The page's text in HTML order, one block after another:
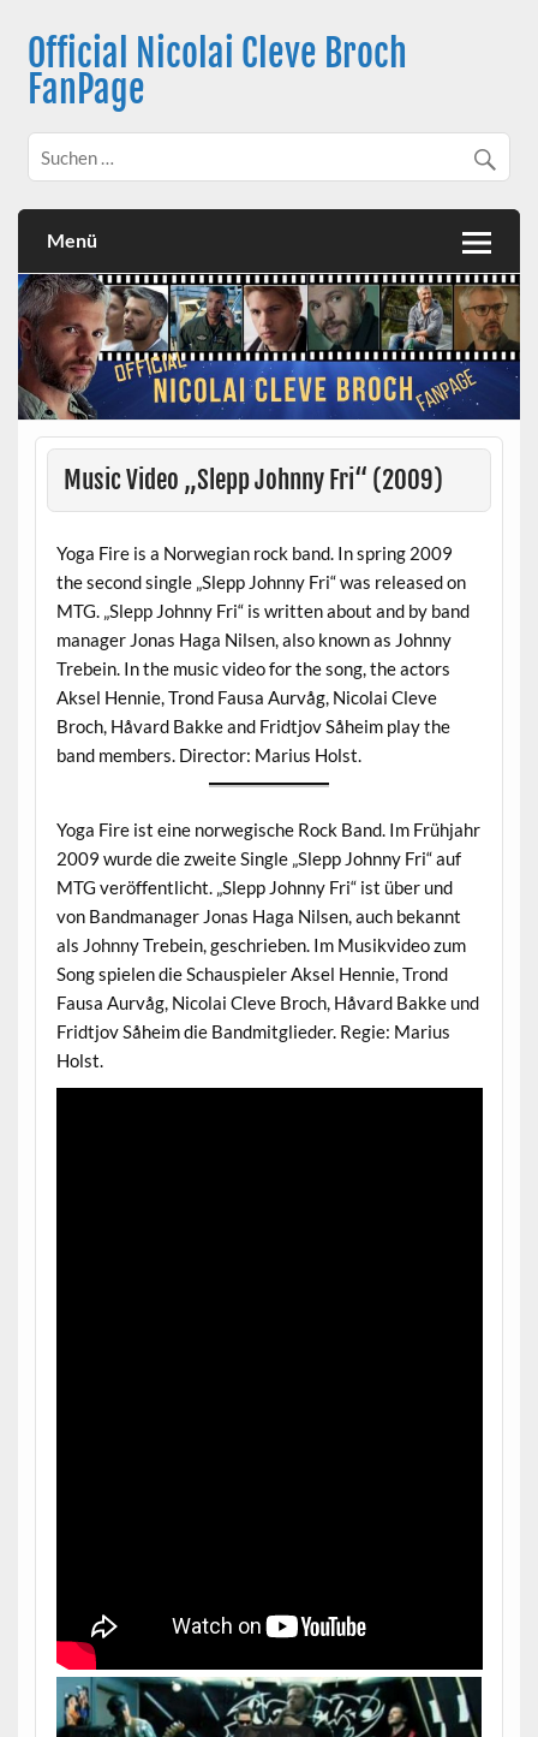
contentOfficial Nicolai Cleve Broch
FanPage
Menü
Music Video „Slepp Johnny Fri“ (2009)
Yoga Fire is a Norwegian rock band. In spring 2009
the second single „Slepp Johnny Fri“ was released on
MTG. „Slepp Johnny Fri“ is written about and by band
manager Jonas Haga Nilsen, also known as Johnny
Trebein. In the music video for the song, the actors
Aksel Hennie, Trond Fausa Aurvåg, Nicolai Cleve
Broch, Håvard Bakke and Fridtjov Såheim play the
band members. Director: Marius Holst.
Yoga Fire ist eine norwegische Rock Band. Im Frühjahr
2009 wurde die zweite Single „Slepp Johnny Fri“ auf
MTG veröffentlicht. „Slepp Johnny Fri“ ist über und
von Bandmanager Jonas Haga Nilsen, auch bekannt
als Johnny Trebein, geschrieben. Im Musikvideo zum
Song spielen die Schauspieler Aksel Hennie, Trond
Fausa Aurvåg, Nicolai Cleve Broch, Håvard Bakke und
Fridtjov Såheim die Bandmitglieder. Regie: Marius
Holst.